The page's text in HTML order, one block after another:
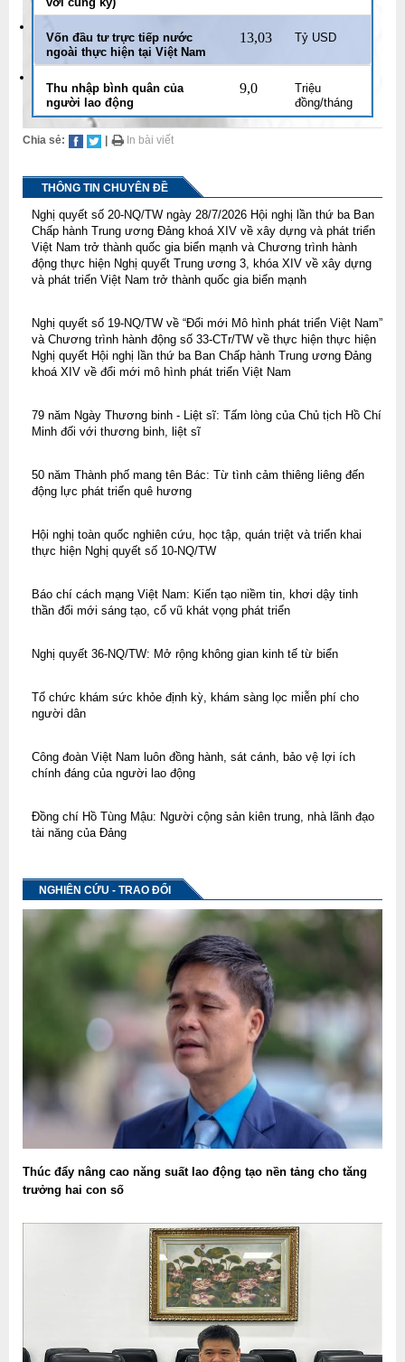
Vốn đầu tư trực tiếp nước
ngoài thực hiện tại Việt Nam
13,03 Tỷ USD
Thu nhập bình quân của
người lao động
9,0
Triệu
đồng/tháng
Chia sẻ: In bài viết
THÔNG TIN CHUYÊN ĐỀ
Nghị quyết số 20-NQ/TW ngày 28/7/2026 Hội nghị lần thứ ba Ban
Chấp hành Trung ương Đảng khoá XIV về xây dựng và phát triển
Việt Nam trở thành quốc gia biển mạnh và Chương trình hành
động thực hiện Nghị quyết Trung ương 3, khóa XIV về xây dựng
và phát triển Việt Nam trở thành quốc gia biển mạnh
Nghị quyết số 19-NQ/TW về “Đổi mới Mô hình phát triển Việt Nam”
và Chương trình hành động số 33-CTr/TW về thực hiện thực hiện
Nghị quyết Hội nghị lần thứ ba Ban Chấp hành Trung ương Đảng
khoá XIV về đổi mới mô hình phát triển Việt Nam
79 năm Ngày Thương binh - Liệt sĩ: Tấm lòng của Chủ tịch Hồ Chí
Minh đối với thương binh, liệt sĩ
50 năm Thành phố mang tên Bác: Từ tình cảm thiêng liêng đến
động lực phát triển quê hương
Hội nghị toàn quốc nghiên cứu, học tập, quán triệt và triển khai
thực hiện Nghị quyết số 10-NQ/TW
Báo chí cách mạng Việt Nam: Kiến tạo niềm tin, khơi dậy tinh
thần đổi mới sáng tạo, cổ vũ khát vọng phát triển
Nghị quyết 36-NQ/TW: Mở rộng không gian kinh tế từ biển
Tổ chức khám sức khỏe định kỳ, khám sàng lọc miễn phí cho
người dân
Công đoàn Việt Nam luôn đồng hành, sát cánh, bảo vệ lợi ích
chính đáng của người lao động
Đồng chí Hồ Tùng Mậu: Người cộng sản kiên trung, nhà lãnh đạo
tài năng của Đảng
NGHIÊN CỨU - TRAO ĐỔI
Thúc đẩy nâng cao năng suất lao động tạo nền tảng cho tăng
trưởng hai con số